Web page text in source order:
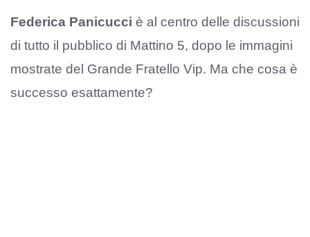
Federica Panicucci è al centro delle discussioni
di tutto il pubblico di Mattino 5, dopo le immagini
mostrate del Grande Fratello Vip. Ma che cosa è
successo esattamente?